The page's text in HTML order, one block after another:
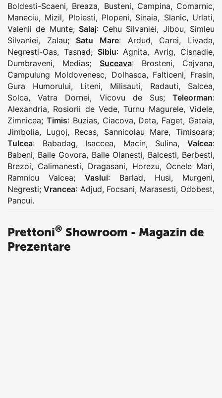
Boldesti-Scaeni, Breaza, Busteni, Campina, Comarnic,
Maneciu, Mizil, Ploiesti, Plopeni, Sinaia, Slanic, Urlati,
Valenii de Munte; Salaj: Cehu Silvaniei, Jibou, Simleu
Silvaniei, Zalau; Satu Mare: Ardud, Carei, Livada,
Negresti-Oas, Tasnad; Sibiu: Agnita, Avrig, Cisnadie,
Dumbraveni, Medias; Suceava: Brosteni, Cajvana,
Campulung Moldovenesc, Dolhasca, Falticeni, Frasin,
Gura Humorului, Liteni, Milisauti, Radauti, Salcea,
Solca,Vatra Dornei, Vicovu de Sus;Teleorman:
Alexandria, Rosiorii de Vede,Turnu Magurele,Videle,
Zimnicea; Timis: Buzias, Ciacova, Deta, Faget, Gataia,
Jimbolia, Lugoj, Recas, Sannicolau Mare,Timisoara;
Tulcea: Babadag, Isaccea, Macin, Sulina,Valcea:
Babeni, Baile Govora, Baile Olanesti, Balcesti, Berbesti,
Brezoi, Calimanesti, Dragasani, Horezu, Ocnele Mari,
Ramnicu Valcea; Vaslui: Barlad, Husi, Murgeni,
Negresti;Vrancea: Adjud, Focsani, Marasesti, Odobest,
Pancui.
Prettoni® Showroom - Magazin de
Prezentare